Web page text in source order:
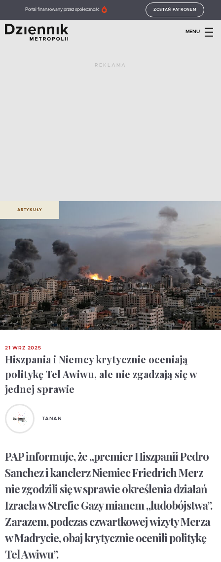
Portal finansowany przez społeczność ZOSTAŃ PATRONEM
MENU
REKLAMA
ARTYKUŁY
21 WRZ 2025
Hiszpania i Niemcy krytycznie oceniają
politykę Tel Awiwu, ale nie zgadzają się w
jednej sprawie
TANAN
PAP informuje, że „premier Hiszpanii Pedro
Sanchez i kanclerz Niemiec Friedrich Merz
nie zgodzili się w sprawie określenia działań
Izraela w Strefie Gazy mianem „ludobójstwa”.
Zarazem, podczas czwartkowej wizyty Merza
w Madrycie, obaj krytycznie ocenili politykę
Tel Awiwu”.